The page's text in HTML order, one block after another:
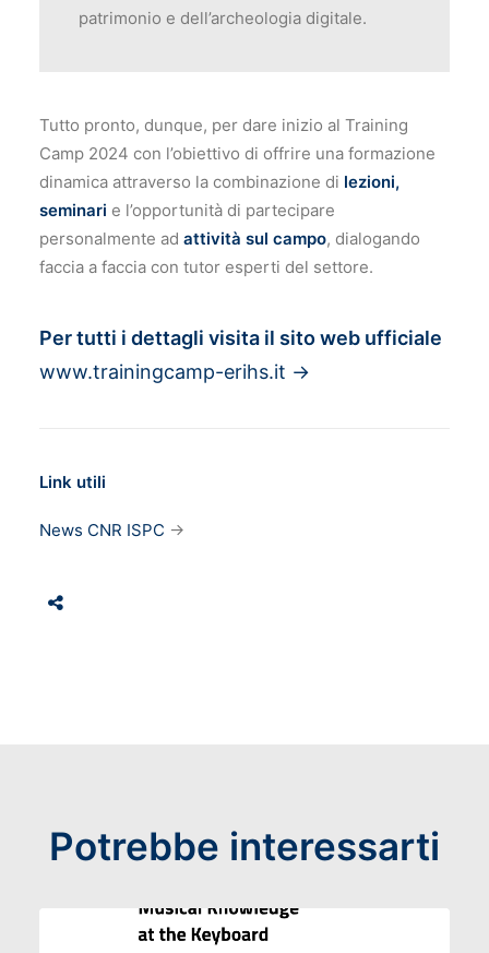
patrimonio e dell’archeologia digitale.
Tutto pronto, dunque, per dare inizio al Training
Camp 2024 con l’obiettivo di offrire una formazione
dinamica attraverso la combinazione di lezioni,
seminari e l’opportunità di partecipare
personalmente ad attività sul campo, dialogando
faccia a faccia con tutor esperti del settore.
Per tutti i dettagli visita il sito web ufficiale
www.trainingcamp-erihs.it →
Link utili
News CNR ISPC →
Potrebbe interessarti